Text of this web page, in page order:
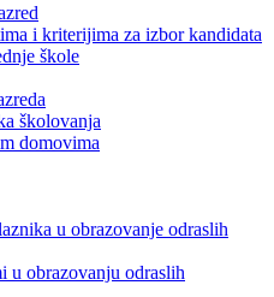
i kriterijima za izbor kandidata
škole
školovanja
domovima
u obrazovanje odraslih
u obrazovanju odraslih